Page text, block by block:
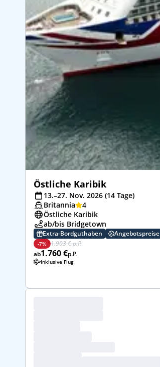
Östliche Karibik
13.–27. Nov. 2026 (14 Tage)
Britannia
4
Östliche Karibik
ab/bis Bridgetown
Extra-Bordguthaben Angebotspreise
-7% 1.903 € p.P.
ab1.760 €p.P.
Inklusive Flug